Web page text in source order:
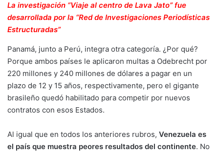
La investigación “Viaje al centro de Lava Jato” fue
desarrollada por la “Red de Investigaciones Periodísticas
Estructuradas”
Panamá, junto a Perú, integra otra categoría. ¿Por qué?
Porque ambos países le aplicaron multas a Odebrecht por
220 millones y 240 millones de dólares a pagar en un
plazo de 12 y 15 años, respectivamente, pero el gigante
brasileño quedó habilitado para competir por nuevos
contratos con esos Estados.
Al igual que en todos los anteriores rubros, Venezuela es
el país que muestra peores resultados del continente. No